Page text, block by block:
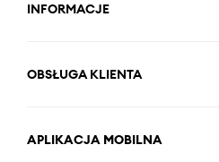
INFORMACJE
OBSŁUGA KLIENTA
APLIKACJA MOBILNA